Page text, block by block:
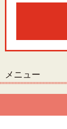
メニュー